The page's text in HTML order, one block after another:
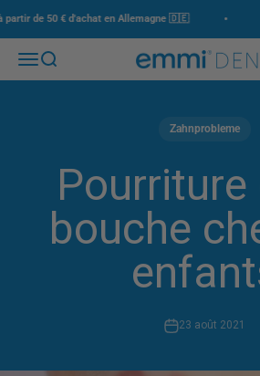
de 50 € d'achat en Allemagne 🇩🇪
MenuRecherche emmi-dent
Zahnprobleme
Pourriture
bouche
23 août 2021